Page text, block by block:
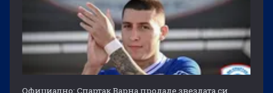
Официално: Спартак Варна продаде звездата си